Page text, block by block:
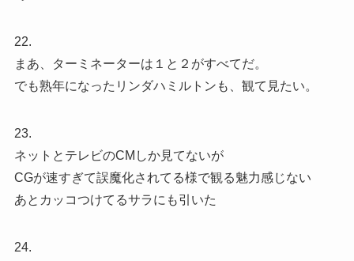
22.
まあ、ターミネーターは１と２がすべてだ。
でも熟年になったリンダハミルトンも、観て見たい。
23.
ネットとテレビのCMしか見てないが
CGが速すぎて誤魔化されてる様で観る魅力感じない
あとカッコつけてるサラにも引いた
24.